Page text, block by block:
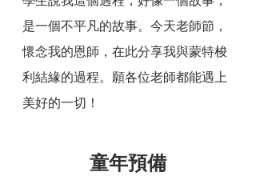
是一個不平凡的故事。今天老師節，
懷念我的恩師，在此分享我與蒙特梭
利結緣的過程。願各位老師都能遇上
美好的一切！
童年預備